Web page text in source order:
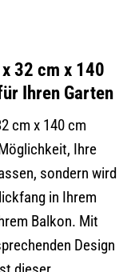
32 cm x 140
Ihren Garten
cm x 140 cm
Ihre
sondern wird
in Ihrem
Balkon. Mit
Design